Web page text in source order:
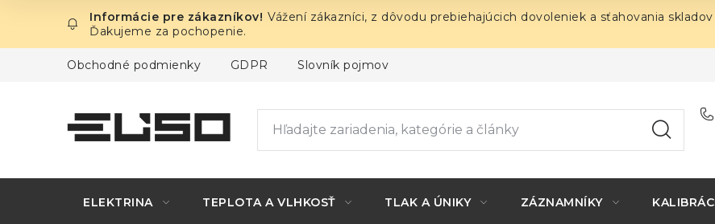
obsah
Vážení zákazníci, z dôvodu prebiehajúcich dovoleniek a sťahovania
Ďakujeme za pochopenie.
Obchodné podmienky GDPR Slovník pojmov
ELEKTRINA TEPLOTA A VLHKOSŤ TLAK A ÚNIKY ZÁZNAMNÍKY